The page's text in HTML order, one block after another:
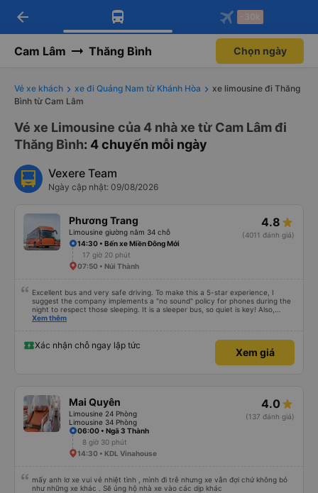
Tải app Vexere ngay!
Nhận ưu đãi thành viên độc
Mở app
Tải app Vexere
-30k/ghế khi đặt vé máy bay qua
Mở app
arrow_back -30k
Cam Lâm Thăng Bình Chọn ngày
Vé xe khách xe đi Quảng Nam từ Khánh Hòa
xe limousine đi Thăng
Bình từ Cam Lâm
Vé xe Limousine của 4 nhà xe từ Cam Lâm đi
Thăng Bình: 4 chuyến mỗi ngày
Vexere Team
Ngày cập nhật: 09/08/2026
Phương Trang
Limousine giường nằm 34 chỗ
4.8
(4011 đánh giá)
14:30 • Bến xe Miền Đông Mới
17 giờ 20 phút
07:50 • Núi Thành
Excellent bus and very safe driving. To make this a 5-star experience, I
suggest the company implements a "no sound" policy for phones during the
night to respect those sleeping. It is a sleeper bus, so quiet is key! Also,
please display the Wi-Fi password clearly inside the cabin for convenience. I
quy định rõ ràng về việc giữ im lặng (tắt âm thanh điện thoại) vào ban đêm
để tránh làm phiền hành khách khác ngủ. Ngoài ra, nhà xe nên dán sẵn mật
khẩu Wi-Fi trong xe để hành khách dễ dàng sử dụng. Tôi vẫn sẽ tiếp tục ủng
Xem thêm
Xác nhận chỗ ngay lập tức
Xem giá
Mai Quyên
Limousine 24 Phòng
Limousine 34 Phòng
4.0
(137 đánh giá)
06:00 • Ngã 3 Thành
8 giờ 30 phút
14:30 • KDL Vinahouse
mấy anh lơ xe vui vẻ nhiệt tình , mình đi trễ nhưng xe vẫn đợi chứ không bỏ
như những xe khác . Sẽ ủng hộ nhà xe vào các dịp khác